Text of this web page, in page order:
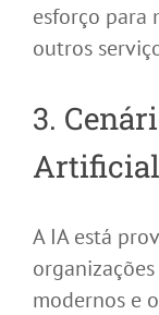
esforço para
outros
3.
A IA está
modernos e